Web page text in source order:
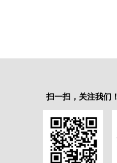
扫一扫，关注我们！